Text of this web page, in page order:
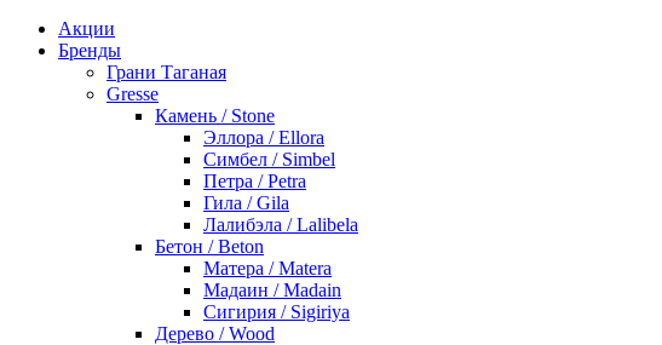
Акции
Бренды
Грани Таганая
Gresse
Камень / Stone
Эллора / Ellora
Симбел / Simbel
Петра / Petra
Гила / Gila
Лалибэла / Lalibela
Бетон / Beton
Матера / Matera
Мадаин / Madain
Сигирия / Sigiriya
Дерево / Wood